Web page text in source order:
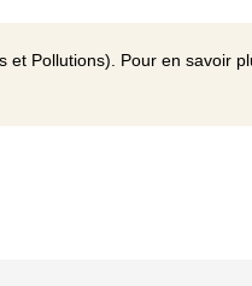
et Pollutions). Pour en savoir